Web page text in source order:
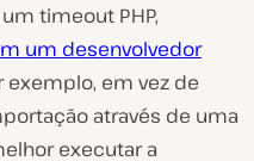
timeout PHP,
um desenvolvedor
exemplo, em vez de
através de uma
executar a